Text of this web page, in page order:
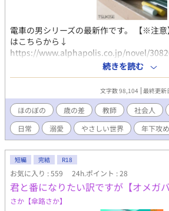
電車の男シリーズの最新作です。 【※注
はこちらから↓
https://www.alphapolis.co.jp/novel/
車の男→番外編→同棲編→同棲編番外編 ま
読み終わった方向けです。 本編だけ読む
続きを読む
文字数 98,104 最終更新
ほのぼの 歳の差 教師 社会人
日常
溺愛 やさしい世界 年下攻め
短編 完結 R18
お気に入り : 559 24h.ポイント : 28
君と番になりたい訳ですが【オメガバ
さか【傘路さか】